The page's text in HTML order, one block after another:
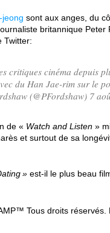
jeong sont aux anges, du
britannique
Twitter:
critiques cinéma depuis
du Han Jae-rim sur le
(@PFordshaw) 7
de « Watch and Listen »
et surtout de sa
est-il le plus beau
Tous droits